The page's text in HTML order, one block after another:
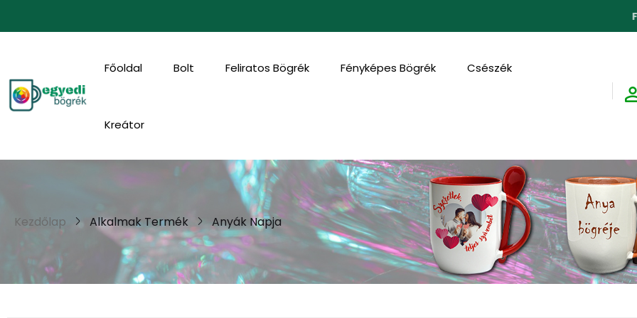
FEDEZD
Főoldal Bolt Feliratos Bögrék Fényképes Bögrék Csészék
Kreátor
Kezdőlap Alkalmak Termék Anyák Napja